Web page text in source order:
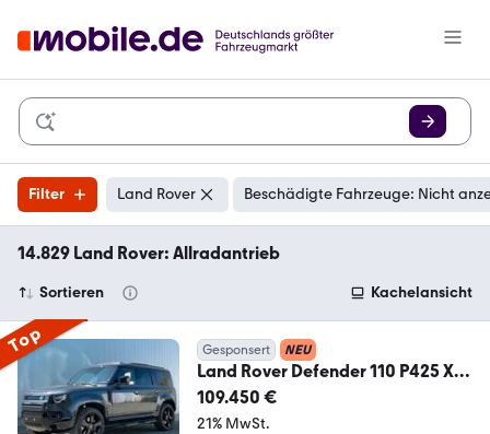
Filter Land Rover Beschädigte Fahrzeuge: Nicht
14.829 Land Rover: Allradantrieb
Sortieren Kachelansicht
Top Gesponsert NEU
Land Rover Defender 110 P425 X-
Dynamic HSE 360 ACC BLIS HEA
109.450 €
21% MwSt.